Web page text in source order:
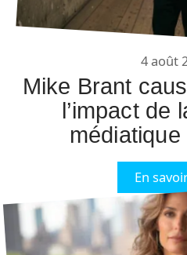
4 août
Mike Brant
l’impact de
En